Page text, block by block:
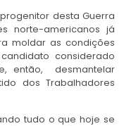
desta Guerra
norte-americanos já
moldar as condições
considerado
então, desmantelar
dos Trabalhadores
tudo o que hoje se